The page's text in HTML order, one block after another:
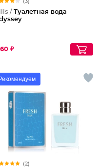
(3)
/ Туалетная вода
₽
Рекомендуем
(2)